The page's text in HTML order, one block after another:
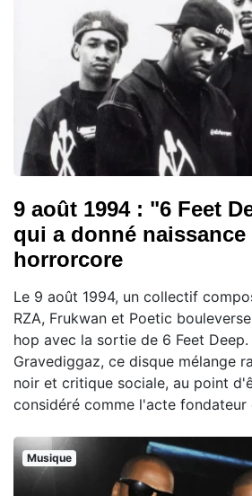
9 août 1994 : "6 Feet
qui a donné naissance
horrorcore
Le 9 août 1994, un collectif
RZA, Frukwan et Poetic
hop avec la sortie de 6 Feet
Gravediggaz, ce disque mélange
noir et critique sociale, au point
considéré comme l'acte fondateur
Musique